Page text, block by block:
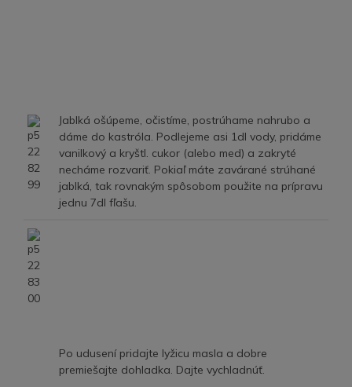
Jablká ošúpeme, očistíme, postrúhame nahrubo a
dáme do kastróla. Podlejeme asi 1dl vody, pridáme
vanilkový a kryštl. cukor (alebo med) a zakryté
necháme rozvariť. Pokiaľ máte zavárané strúhané
jablká, tak rovnakým spôsobom použite na prípravu
jednu 7dl fľašu.
Po udusení pridajte lyžicu masla a dobre
premiešajte dohladka. Dajte vychladnúť.